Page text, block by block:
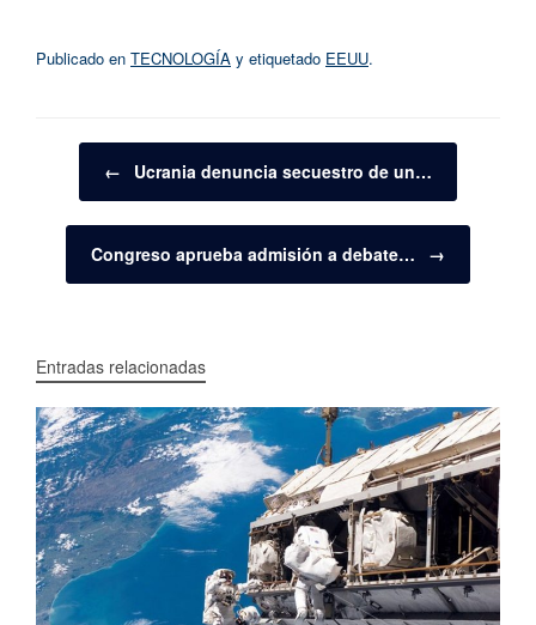
Publicado en TECNOLOGÍA y etiquetado EEUU.
Navegador de artículos
← Ucrania denuncia secuestro de un…
Congreso aprueba admisión a debate… →
Entradas relacionadas